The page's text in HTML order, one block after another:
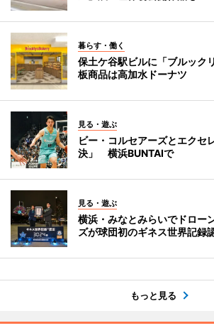
暮らす・働く
保土ケ谷駅ビルに「ブルッ
板商品は高加水ドーナツ
見る・遊ぶ
ビー・コルセアーズとエクセ
決」 横浜BUNTAIで
見る・遊ぶ
横浜・みなとみらいでドロ
ズが球団初のギネス世界記録
もっと見る